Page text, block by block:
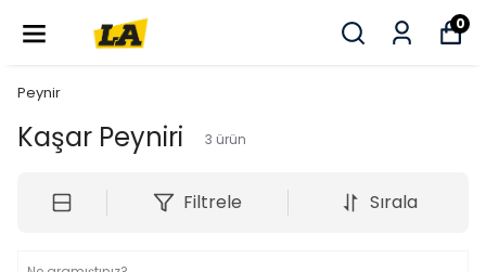
0
Peynir
Kaşar Peyniri 3 ürün
Filtrele Sırala